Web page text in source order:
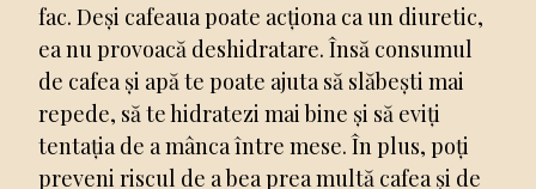
fac. Deși cafeaua poate acționa ca un diuretic,
ea nu provoacă deshidratare. Însă consumul
de cafea și apă te poate ajuta să slăbești mai
repede, să te hidratezi mai bine și să eviți
tentația de a mânca între mese. În plus, poți
preveni riscul de a bea prea multă cafea și de